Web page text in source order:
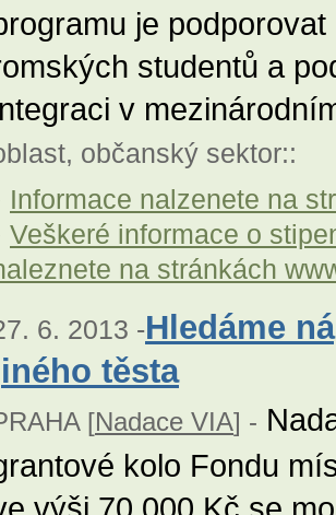
je
studentů a
v
, občanský sektor::
Informace nalzenete na
Veškeré informace o
na stránkách
6. 2013 -Hledáme
těsta
[Nadace VIA] -
kolo Fondu
výši 70 000 Kč se